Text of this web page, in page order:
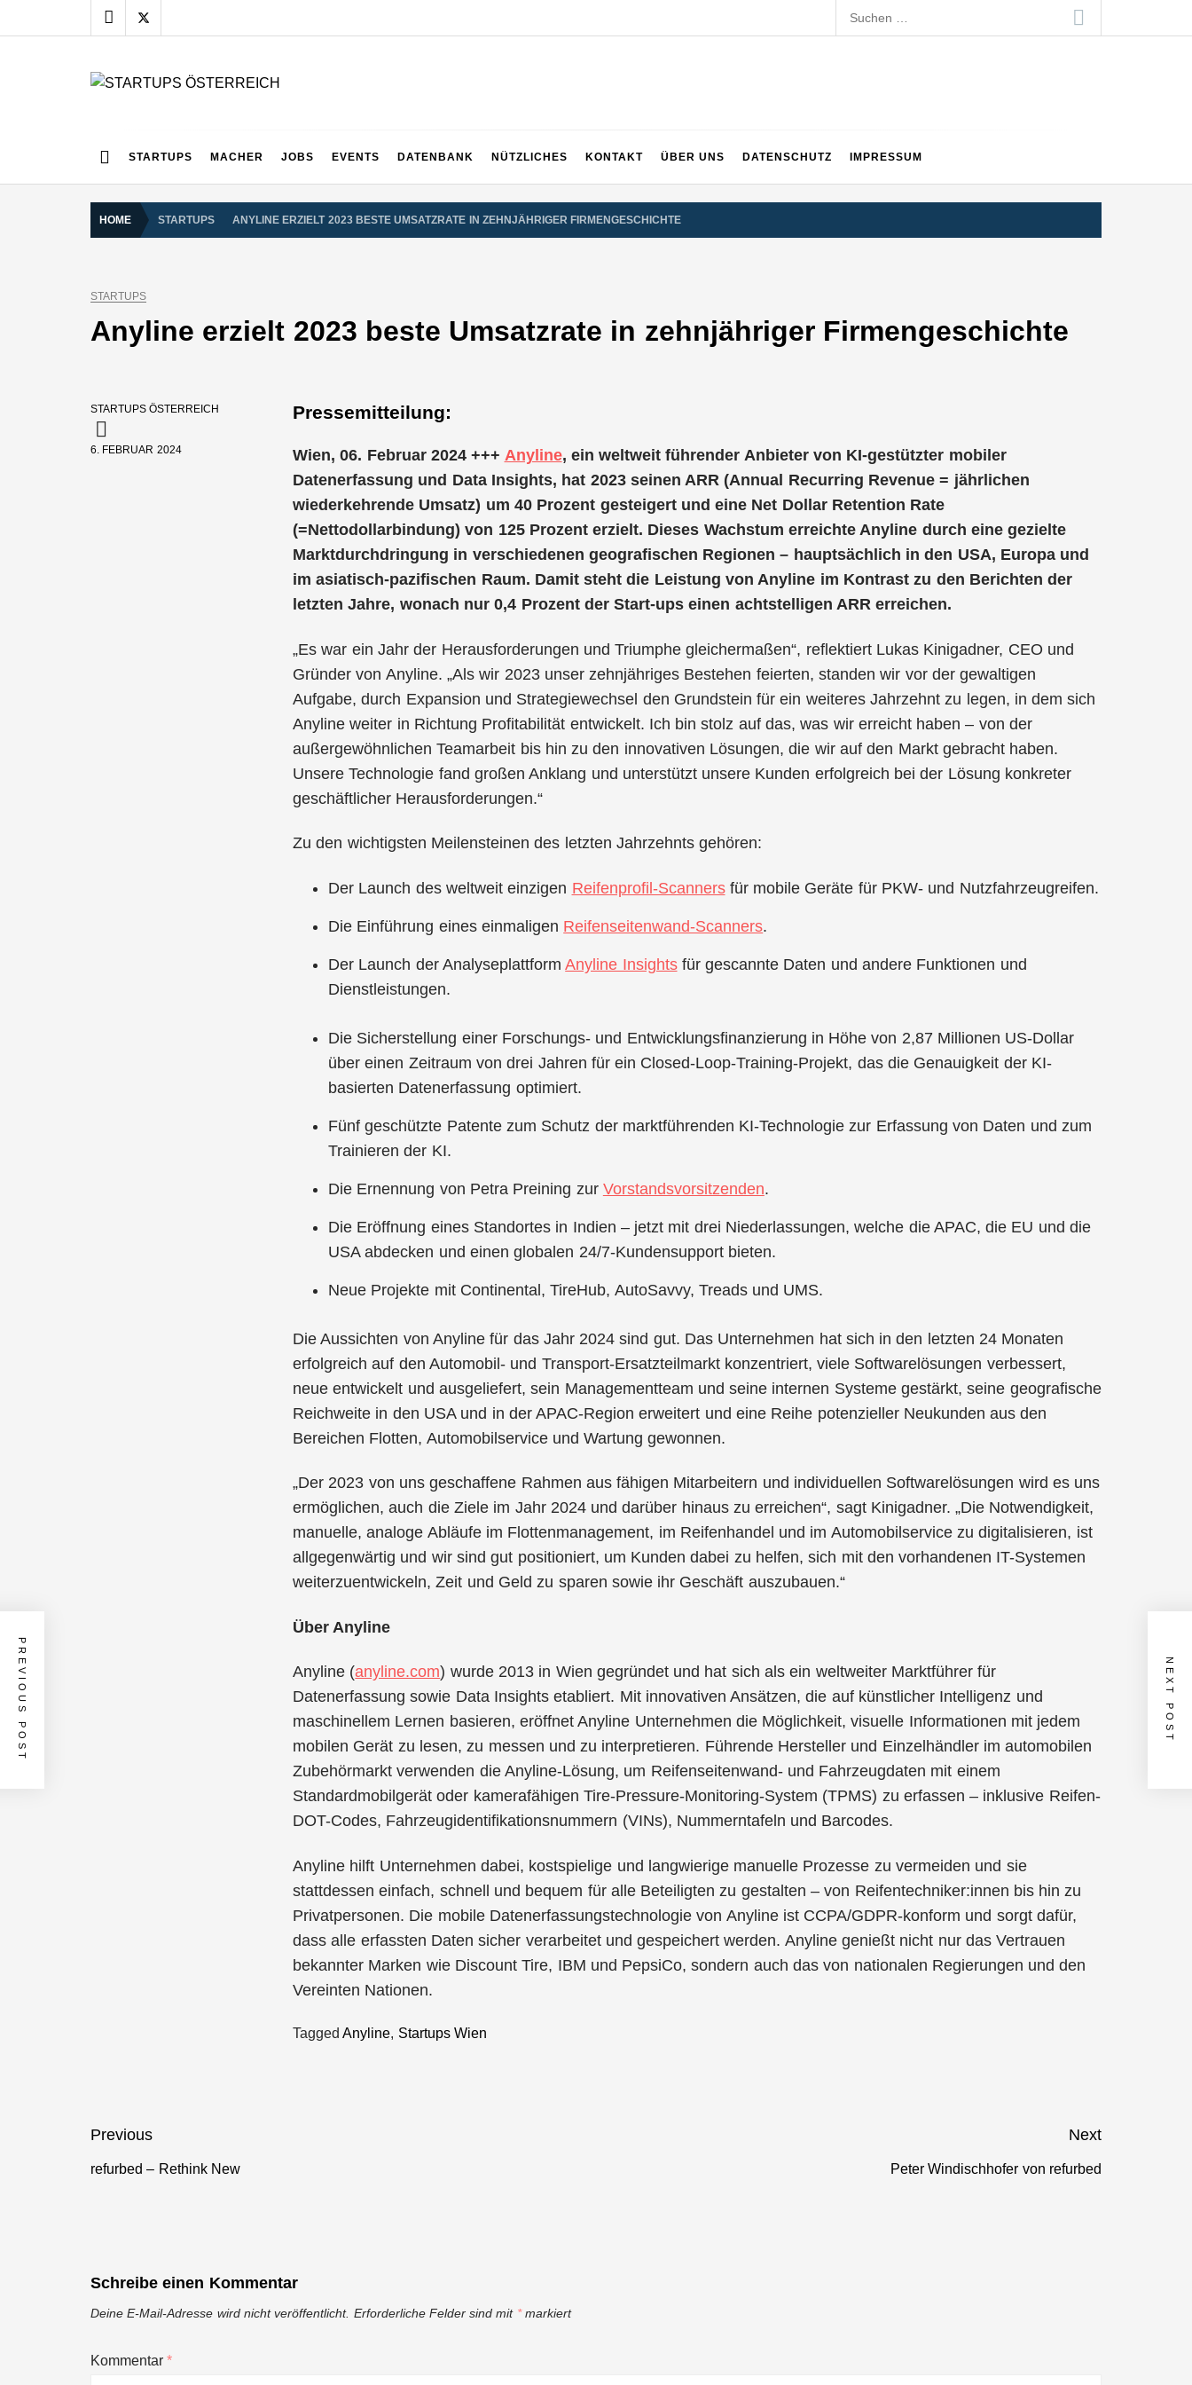
to
Suchen
nach:
STARTUPS MACHER JOBS EVENTS DATENBANK NÜTZLICHES KONTAKT ÜBER UNS DATENSCHUTZ IMPRESSUM
HOME STARTUPS ANYLINE ERZIELT 2023 BESTE UMSATZRATE IN ZEHNJÄHRIGER FIRMENGESCHICHTE
STARTUPS
Anyline erzielt 2023 beste Umsatzrate in zehnjähriger Firmengeschichte
STARTUPS ÖSTERREICH
6. FEBRUAR 2024
Pressemitteilung:
Wien, 06. Februar 2024 +++ Anyline, ein weltweit führender Anbieter von KI-gestützter mobiler
Datenerfassung und Data Insights, hat 2023 seinen ARR (Annual Recurring Revenue = jährlichen
wiederkehrende Umsatz) um 40 Prozent gesteigert und eine Net Dollar Retention Rate
(=Nettodollarbindung) von 125 Prozent erzielt. Dieses Wachstum erreichte Anyline durch eine gezielte
Marktdurchdringung in verschiedenen geografischen Regionen – hauptsächlich in den USA, Europa und
im asiatisch-pazifischen Raum. Damit steht die Leistung von Anyline im Kontrast zu den Berichten der
letzten Jahre, wonach nur 0,4 Prozent der Start-ups einen achtstelligen ARR erreichen.
„Es war ein Jahr der Herausforderungen und Triumphe gleichermaßen“, reflektiert Lukas Kinigadner, CEO und
Gründer von Anyline. „Als wir 2023 unser zehnjähriges Bestehen feierten, standen wir vor der gewaltigen
Aufgabe, durch Expansion und Strategiewechsel den Grundstein für ein weiteres Jahrzehnt zu legen, in dem sich
Anyline weiter in Richtung Profitabilität entwickelt. Ich bin stolz auf das, was wir erreicht haben – von der
außergewöhnlichen Teamarbeit bis hin zu den innovativen Lösungen, die wir auf den Markt gebracht haben.
Unsere Technologie fand großen Anklang und unterstützt unsere Kunden erfolgreich bei der Lösung konkreter
geschäftlicher Herausforderungen.“
Zu den wichtigsten Meilensteinen des letzten Jahrzehnts gehören:
Der Launch des weltweit einzigen Reifenprofil-Scannersfür mobile Geräte für PKW- und Nutzfahrzeugreifen.
Die Einführung eines einmaligen Reifenseitenwand-Scanners.
Der Launch der AnalyseplattformAnyline Insightsfür gescannte Daten und andere Funktionen und
Dienstleistungen.
Die Sicherstellung einer Forschungs- und Entwicklungsfinanzierung in Höhe von 2,87 Millionen US-Dollar
über einen Zeitraum von drei Jahren für ein Closed-Loop-Training-Projekt, das die Genauigkeit der KI-
basierten Datenerfassung optimiert.
Fünf geschützte Patente zum Schutz der marktführenden KI-Technologie zur Erfassung von Daten und zum
Trainieren der KI.
Die Ernennung von Petra Preining zur Vorstandsvorsitzenden.
Die Eröffnung eines Standortes in Indien – jetzt mit drei Niederlassungen, welche die APAC, die EU und die
USA abdecken und einen globalen 24/7-Kundensupport bieten.
Neue Projekte mit Continental, TireHub, AutoSavvy, Treads und UMS.
Die Aussichten von Anyline für das Jahr 2024 sind gut. Das Unternehmen hat sich in den letzten 24 Monaten
erfolgreich auf den Automobil- und Transport-Ersatzteilmarkt konzentriert, viele Softwarelösungen verbessert,
neue entwickelt und ausgeliefert, sein Managementteam und seine internen Systeme gestärkt, seine geografische
Reichweite in den USA und in der APAC-Region erweitert und eine Reihe potenzieller Neukunden aus den
Bereichen Flotten, Automobilservice und Wartung gewonnen.
„Der 2023 von uns geschaffene Rahmen aus fähigen Mitarbeitern und individuellen Softwarelösungen wird es uns
ermöglichen, auch die Ziele im Jahr 2024 und darüber hinaus zu erreichen“, sagt Kinigadner. „Die Notwendigkeit,
manuelle, analoge Abläufe im Flottenmanagement, im Reifenhandel und im Automobilservice zu digitalisieren, ist
allgegenwärtig und wir sind gut positioniert, um Kunden dabei zu helfen, sich mit den vorhandenen IT-Systemen
weiterzuentwickeln, Zeit und Geld zu sparen sowie ihr Geschäft auszubauen.“
Über Anyline
Anyline (anyline.com) wurde 2013 in Wien gegründet und hat sich als ein weltweiter Marktführer für
Datenerfassung sowie Data Insights etabliert. Mit innovativen Ansätzen, die auf künstlicher Intelligenz und
maschinellem Lernen basieren, eröffnet Anyline Unternehmen die Möglichkeit, visuelle Informationen mit jedem
mobilen Gerät zu lesen, zu messen und zu interpretieren. Führende Hersteller und Einzelhändler im automobilen
Zubehörmarkt verwenden die Anyline-Lösung, um Reifenseitenwand- und Fahrzeugdaten mit einem
Standardmobilgerät oder kamerafähigen Tire-Pressure-Monitoring-System (TPMS) zu erfassen – inklusive Reifen-
DOT-Codes, Fahrzeugidentifikationsnummern (VINs), Nummerntafeln und Barcodes.
Anyline hilft Unternehmen dabei, kostspielige und langwierige manuelle Prozesse zu vermeiden und sie
stattdessen einfach, schnell und bequem für alle Beteiligten zu gestalten – von Reifentechniker:innen bis hin zu
Privatpersonen. Die mobile Datenerfassungstechnologie von Anyline ist CCPA/GDPR-konform und sorgt dafür,
dass alle erfassten Daten sicher verarbeitet und gespeichert werden. Anyline genießt nicht nur das Vertrauen
bekannter Marken wie Discount Tire, IBM und PepsiCo, sondern auch das von nationalen Regierungen und den
Vereinten Nationen.
TaggedAnyline, Startups Wien
Beitragsnavigation
Previous
Previous
refurbed – Rethink New
Next
Peter Windischhofer von refurbed
PREVIOUS POST NEXT POST
Schreibe einen Kommentar
Deine E-Mail-Adresse wird nicht veröffentlicht. Erforderliche Felder sind mit *markiert
Kommentar*